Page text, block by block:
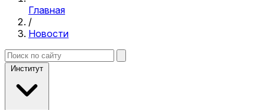
Главная
/
Новости
Институт